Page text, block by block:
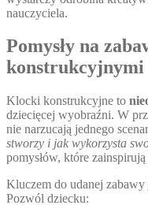
nauczyciela.
Pomysły na
konstrukcyjnymi
Klocki konstrukcyjne to
dziecięcej wyobraźni. W
nie narzucają jednego
stworzy i jak wykorzysta
pomysłów, które
Kluczem do udanej zabawy
Pozwól dziecku: